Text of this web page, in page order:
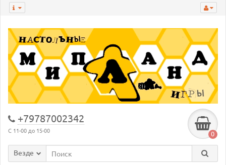
+79787002342
С 11-00 до 15-00 0
Везде